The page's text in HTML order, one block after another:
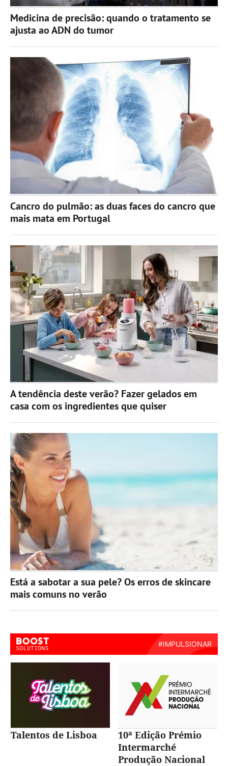
Medicina de precisão: quando o tratamento se
ajusta ao ADN do tumor
Cancro do pulmão: as duas faces do cancro que
mais mata em Portugal
A tendência deste verão? Fazer gelados em
casa com os ingredientes que quiser
Está a sabotar a sua pele? Os erros de skincare
mais comuns no verão
Talentos de Lisboa
10ª Edição Prémio
Intermarché
Produção Nacional